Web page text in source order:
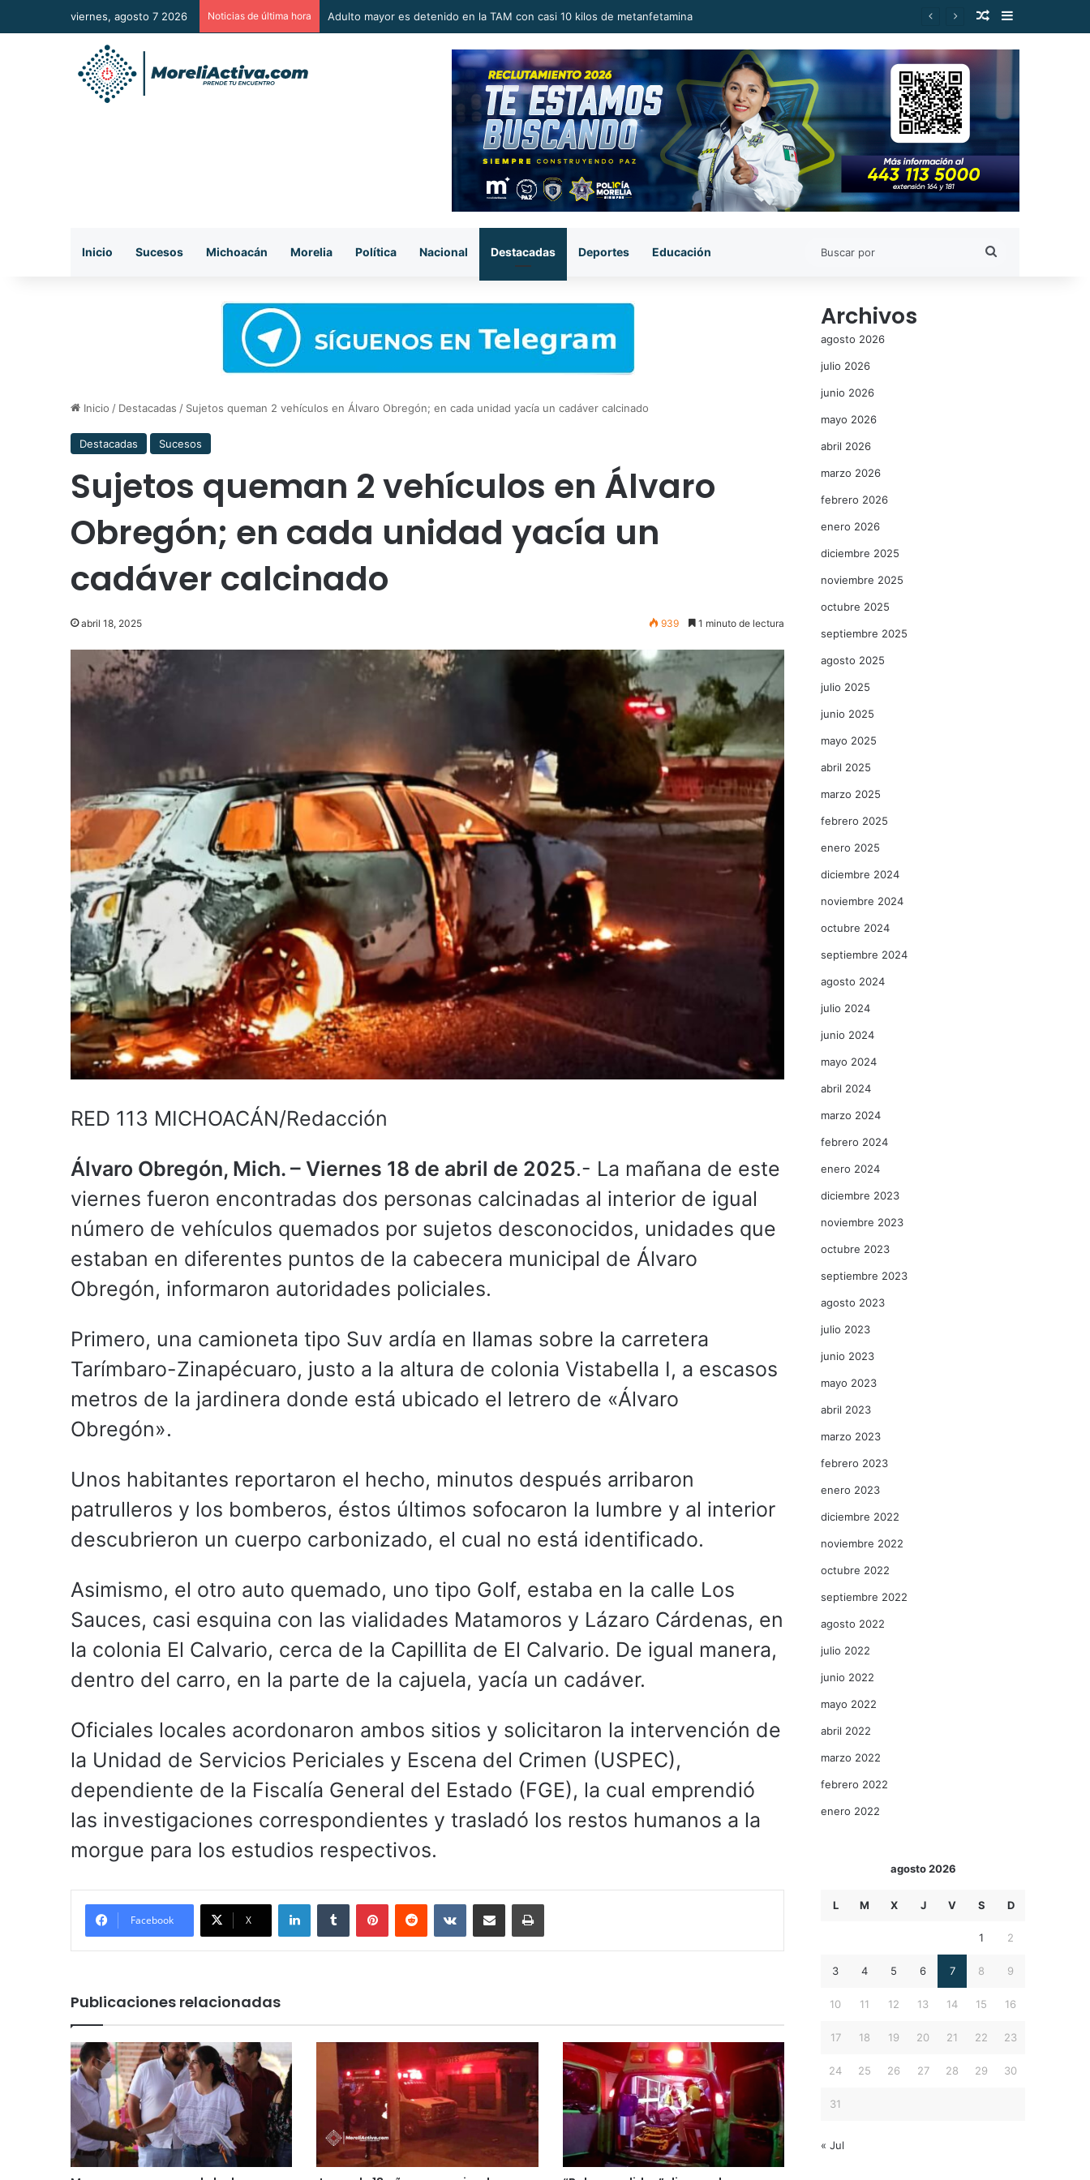
viernes, agosto 7 2026 Noticias de última hora “Hasta el más bajo de Morena le gana a la oposición”: César Osuna rumbo a 2027 Publicación al
Barra lateral
Inicio Sucesos Michoacán Morelia Política Nacional Destacadas Deportes Educación
Inicio / Destacadas / Sujetos queman 2 vehículos en Álvaro Obregón; en cada unidad yacía un cadáver calcinado
Destacadas Sucesos
Sujetos queman 2 vehículos en Álvaro
Obregón; en cada unidad yacía un
cadáver calcinado
abril 18, 2025 939 1 minuto de lectura
RED 113 MICHOACÁN/Redacción
Álvaro Obregón, Mich. – Viernes 18 de abril de 2025.- La mañana de este
viernes fueron encontradas dos personas calcinadas al interior de igual
número de vehículos quemados por sujetos desconocidos, unidades que
estaban en diferentes puntos de la cabecera municipal de Álvaro
Obregón, informaron autoridades policiales.
Primero, una camioneta tipo Suv ardía en llamas sobre la carretera
Tarímbaro-Zinapécuaro, justo a la altura de colonia Vistabella I, a escasos
metros de la jardinera donde está ubicado el letrero de «Álvaro
Obregón».
Unos habitantes reportaron el hecho, minutos después arribaron
patrulleros y los bomberos, éstos últimos sofocaron la lumbre y al interior
descubrieron un cuerpo carbonizado, el cual no está identificado.
Asimismo, el otro auto quemado, uno tipo Golf, estaba en la calle Los
Sauces, casi esquina con las vialidades Matamoros y Lázaro Cárdenas, en
la colonia El Calvario, cerca de la Capillita de El Calvario. De igual manera,
dentro del carro, en la parte de la cajuela, yacía un cadáver.
Oficiales locales acordonaron ambos sitios y solicitaron la intervención de
la Unidad de Servicios Periciales y Escena del Crimen (USPEC),
dependiente de la Fiscalía General del Estado (FGE), la cual emprendió
las investigaciones correspondientes y trasladó los restos humanos a la
morgue para los estudios respectivos.
Facebook X
LinkedInTumblr PinterestReddit VKontakteCompartir por correo electrónicoImprimir
Publicaciones relacionadas
Archivos
agosto 2026
julio 2026
junio 2026
mayo 2026
abril 2026
marzo 2026
febrero 2026
enero 2026
diciembre 2025
noviembre 2025
octubre 2025
septiembre 2025
agosto 2025
julio 2025
junio 2025
mayo 2025
abril 2025
marzo 2025
febrero 2025
enero 2025
diciembre 2024
noviembre 2024
octubre 2024
septiembre 2024
agosto 2024
julio 2024
junio 2024
mayo 2024
abril 2024
marzo 2024
febrero 2024
enero 2024
diciembre 2023
noviembre 2023
octubre 2023
septiembre 2023
agosto 2023
julio 2023
junio 2023
mayo 2023
abril 2023
marzo 2023
febrero 2023
enero 2023
diciembre 2022
noviembre 2022
octubre 2022
septiembre 2022
agosto 2022
julio 2022
junio 2022
mayo 2022
abril 2022
marzo 2022
febrero 2022
enero 2022
agosto 2026
L M X J V S D
1 2
3 4 5 6 7 8 9
10 11 12 13 14 15 16
17 18 19 20 21 22 23
24 25 26 27 28 29 30
31
« Jul